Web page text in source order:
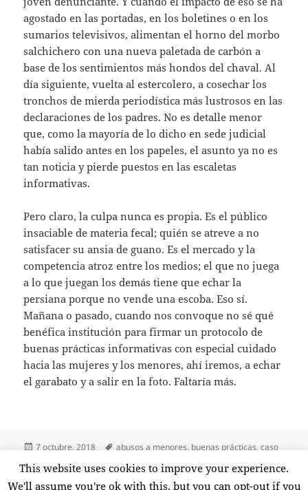
agostado en las portadas, en los boletines o en los
sumarios televisivos, alimentan el horno del morbo
salchichero con una nueva paletada de carbón a
base de los sentimientos más hondos del chaval. Al
día siguiente, vuelta al estercolero, a cosechar los
tronchos de mierda periodística más lustrosos en las
declaraciones de los padres. No es detalle menor
que, como la mayoría de lo dicho en sede judicial
había salido antes en los papeles, el asunto ya no es
tan noticia y pierde puestos en las escaletas
informativas.
Pero claro, la culpa nunca es propia. Es el público
insaciable de materia fecal; quién se atreve a no
satisfacer su ansia de guano. Es el mercado y la
competencia atroz entre los medios; el que no juega
a lo que juegan los demás tiene que echar la
persiana porque no vende una escoba. Eso sí.
Mañana o pasado, cuando nos convoque no sé qué
benéfica institución para firmar un protocolo de
buenas prácticas informativas con especial cuidado
hacia las mujeres y los menores, ahí iremos, a echar
el garabato y a salir en la foto. Faltaría más.
Publicado
7 octubre, 2018 Etiquetas
abusos a menores, buenas prácticas,caso
sensacionalismo
1 comentario en Cuánto asco
This website uses cookies to improve your experience.
We'll assume you're ok with this, but you can opt-out if you